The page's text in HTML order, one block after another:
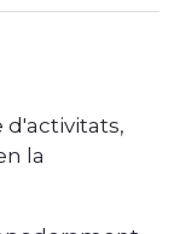
d'activitats,
la